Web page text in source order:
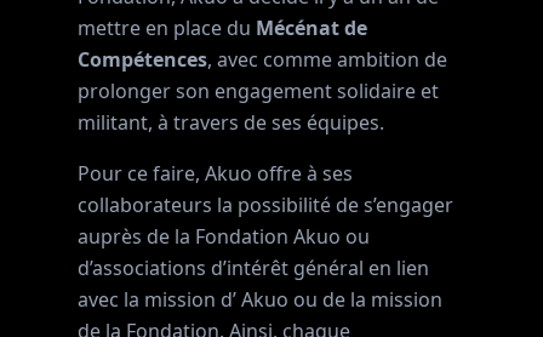
mettre en place du Mécénat de
Compétences, avec comme ambition de
prolonger son engagement solidaire et
militant, à travers de ses équipes.
Pour ce faire, Akuo offre à ses
collaborateurs la possibilité de s’engager
auprès de la Fondation Akuo ou
d’associations d’intérêt général en lien
avec la mission d’ Akuo ou de la mission
de la Fondation. Ainsi, chaque